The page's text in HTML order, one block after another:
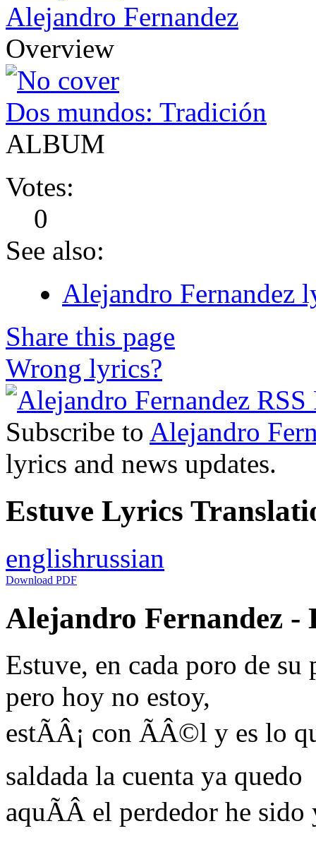
Alejandro Fernandez
Overview
Dos mundos: Tradición
ALBUM
Votes:
0
See also:
Alejandro Fernandez
Share this page
Wrong lyrics?
Subscribe to Alejandro
lyrics and news updates.
Estuve Lyrics
englishrussian
Download PDF
Alejandro Fernandez -
Estuve, en cada poro de su
pero hoy no estoy,
estÃÂ¡ con ÃÂ©l y es lo
saldada la cuenta ya quedo
aquÃÂ­ el perdedor he sido